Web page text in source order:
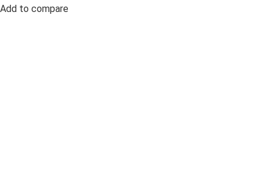
Add to compare